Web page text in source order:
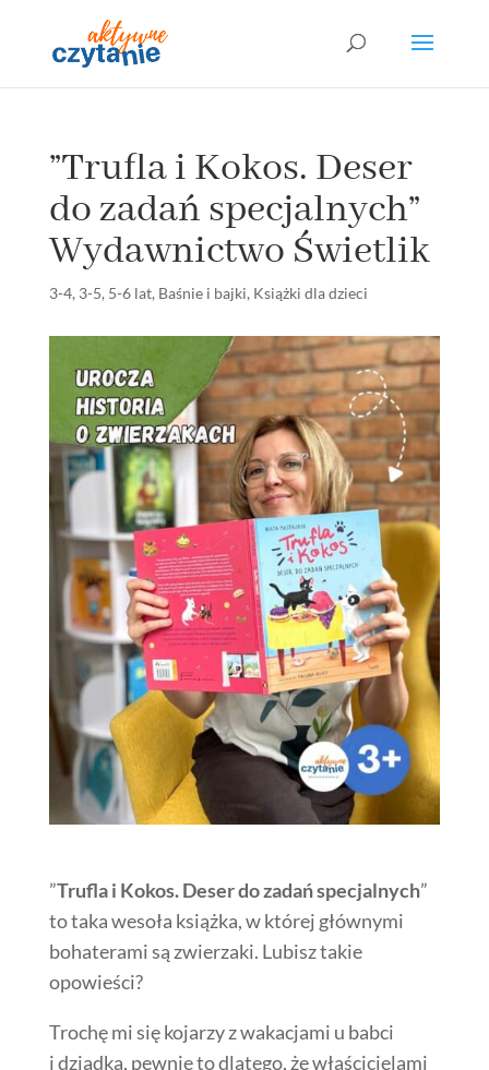
”Trufla i Kokos. Deser
do zadań specjalnych”
Wydawnictwo Świetlik
3-4, 3-5, 5-6 lat, Baśnie i bajki, Książki dla dzieci
”Trufla i Kokos. Deser do zadań specjalnych”
to taka wesoła książka, w której głównymi
bohaterami są zwierzaki. Lubisz takie
opowieści?
Trochę mi się kojarzy z wakacjami u babci
i dziadka, pewnie to dlatego, że właścicielami